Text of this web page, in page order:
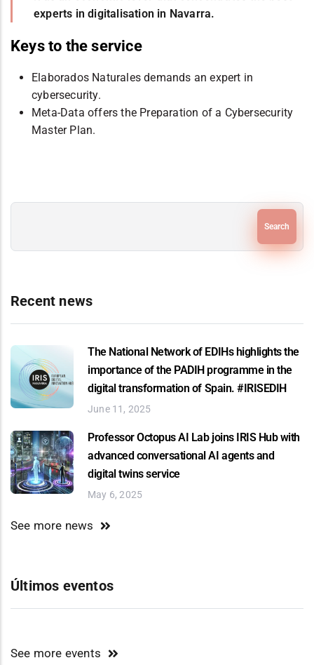
experts in digitalisation in Navarra.
Keys to the service
Elaborados Naturales demands an expert in
cybersecurity.
Meta-Data offers the Preparation of a Cybersecurity
Master Plan.
Recent news
The National Network of EDIHs highlights the
importance of the PADIH programme in the
digital transformation of Spain. #IRISEDIH
June 11, 2025
Professor Octopus AI Lab joins IRIS Hub with
advanced conversational AI agents and
digital twins service
May 6, 2025
See more news
Últimos eventos
See more events